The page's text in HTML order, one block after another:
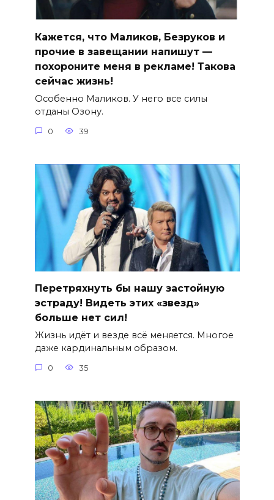
Кажется, что Маликов, Безруков и
прочие в завещании напишут —
похороните меня в рекламе! Такова
сейчас жизнь!
Особенно Маликов. У него все силы
отданы Озону.
0 39
Перетряхнуть бы нашу застойную
эстраду! Видеть этих «звезд»
больше нет сил!
Жизнь идёт и везде всё меняется. Многое
даже кардинальным образом.
0 35